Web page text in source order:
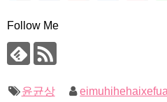
Follow Me
윤균상